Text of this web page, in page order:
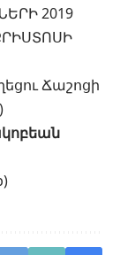
2019
Ճաշոցի